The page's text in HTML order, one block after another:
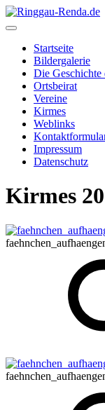
Startseite
Bildergalerie
Die Geschichte
Ortsbeirat
Vereine
Kirmes
Weblinks
Impressum
Datenschutz
Kirmes